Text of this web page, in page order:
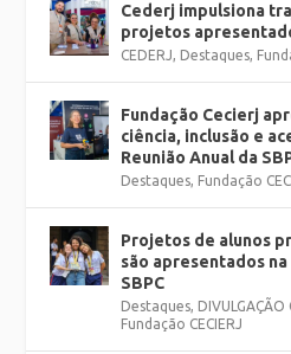
Cederj impulsiona
projetos
CEDERJ, Destaques,
Fundação Cecierj
ciência, inclusão e
Reunião Anual da
Destaques, Fundação
Projetos de alunos
são apresentados na
SBPC
Destaques, DIVULGAÇÃO
Fundação CECIERJ